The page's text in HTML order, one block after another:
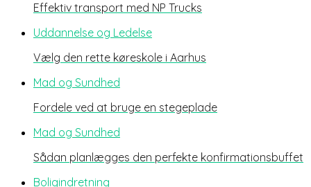
Effektiv transport med NP Trucks
Uddannelse og Ledelse
Vælg den rette køreskole i Aarhus
Mad og Sundhed
Fordele ved at bruge en stegeplade
Mad og Sundhed
Sådan planlægges den perfekte konfirmationsbuffet
Boligindretning